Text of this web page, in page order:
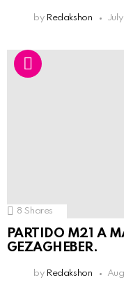
by Redakshon
8 Shares
PARTIDO M21 A
GEZAGHEBER.
by Redakshon